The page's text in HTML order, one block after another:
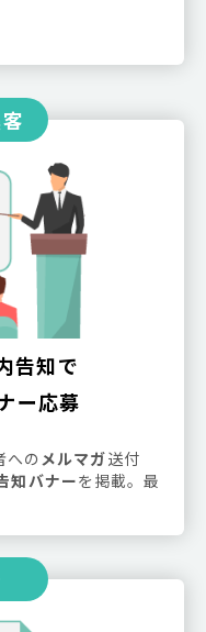
告知で
ー応募
への メルマガ送付
知バナーを掲載。最